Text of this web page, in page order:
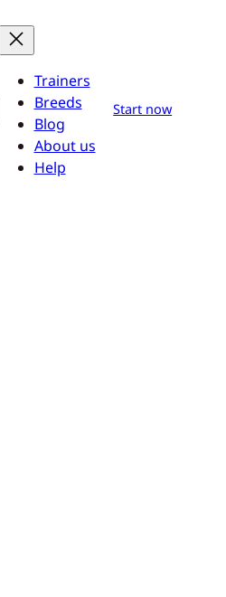
Trainers
Breeds
Blog
About us
Help
Start now